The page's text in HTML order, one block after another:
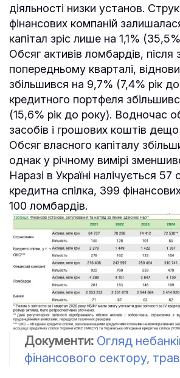
діяльності низки установ.
фінансових компаній
капітал зріс лише на 1,1%
Обсяг активів ломбардів,
попередньому кварталі,
збільшився на 9,7% (7,4% рік
кредитного портфеля
(15,6% рік до року). Водночас
засобів і грошових коштів
Обсяг власного капіталу
однак у річному вимірі
Наразі в Україні налічується 57
кредитна спілка, 399
100 ломбардів.
Документи: Огляд
фінансового сектору,